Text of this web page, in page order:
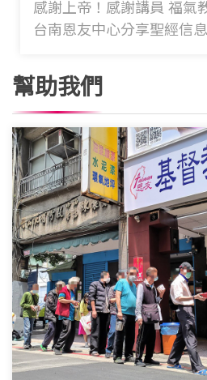
感謝上帝！感謝講員 福氣
台南恩友中心分享聖經信
各位愛
幫助我們